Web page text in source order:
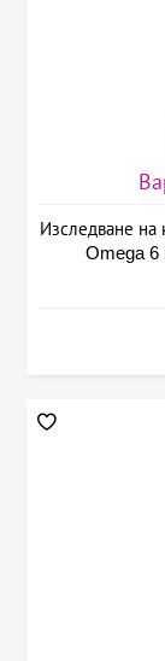
Изследване на
Omega 6